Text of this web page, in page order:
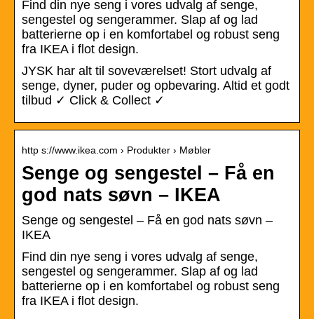
Find din nye seng i vores udvalg af senge,
sengestel og sengerammer. Slap af og lad
batterierne op i en komfortabel og robust seng
fra IKEA i flot design.
JYSK har alt til soveværelset! Stort udvalg af
senge, dyner, puder og opbevaring. Altid et godt
tilbud ✓ Click & Collect ✓
http s://www.ikea.com › Produkter › Møbler
Senge og sengestel – Få en
god nats søvn – IKEA
Senge og sengestel – Få en god nats søvn –
IKEA
Find din nye seng i vores udvalg af senge,
sengestel og sengerammer. Slap af og lad
batterierne op i en komfortabel og robust seng
fra IKEA i flot design.